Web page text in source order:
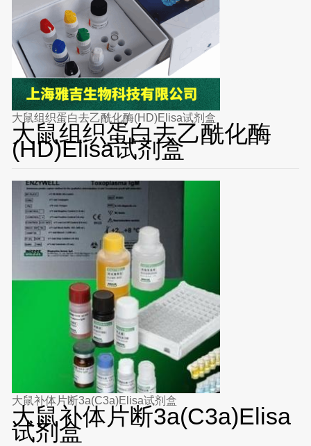
大鼠组织蛋白去乙酰化酶(HD)Elisa试剂盒
大鼠组织蛋白去乙酰化酶
(HD)Elisa试剂盒
大鼠补体片断3a(C3a)Elisa试剂盒
大鼠补体片断3a(C3a)Elisa
试剂盒